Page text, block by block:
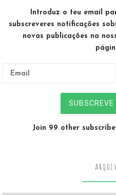
Introduz o teu email
subscreveres notificações
novas publicações na
SUBSCREVE
Join 99 other